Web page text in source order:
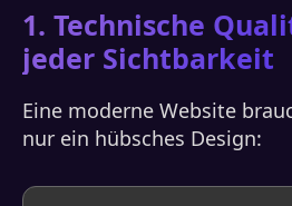
1. Technische
jeder Sichtbarkeit
Eine moderne Website
nur ein hübsches Design: